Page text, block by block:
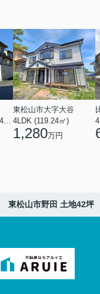
東松山市大字大谷
4LDK (119.24㎡)
1,280万円
東松山市野田 土地42坪